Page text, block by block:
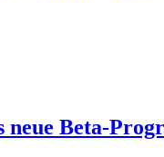
Beta-